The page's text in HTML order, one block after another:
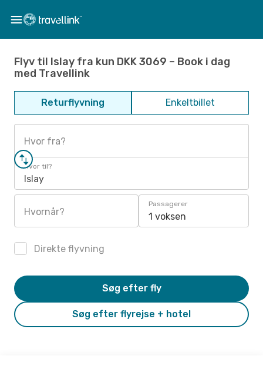
Flyv til Islay fra kun DKK 3069 – Book i dag
med Travellink
Returflyvning Enkeltbillet
Hvor fra?
Hvor til?
Islay
Hvornår?
Passagerer
1 voksen
Direkte flyvning
Søg efter flyrejse + hotel
Søg efter fly